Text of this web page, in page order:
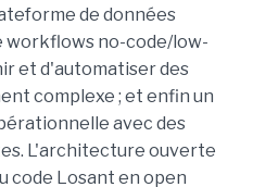
de données
workflows no-code/low-
et d'automatiser des
complexe ; et enfin un
avec des
L'architecture ouverte
code Losant en open